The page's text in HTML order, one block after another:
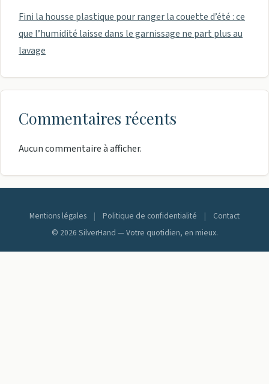
Fini la housse plastique pour ranger la couette d’été : ce
que l’humidité laisse dans le garnissage ne part plus au
lavage
Commentaires récents
Aucun commentaire à afficher.
Mentions légales | Politique de confidentialité |
Contact
© 2026 SilverHand — Votre quotidien, en mieux.